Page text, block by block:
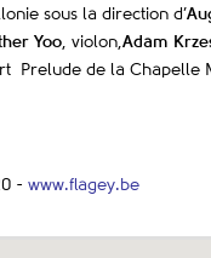
sous la direction d’
Yoo , violon, Adam
Prelude de la Chapelle
- www.flagey.be